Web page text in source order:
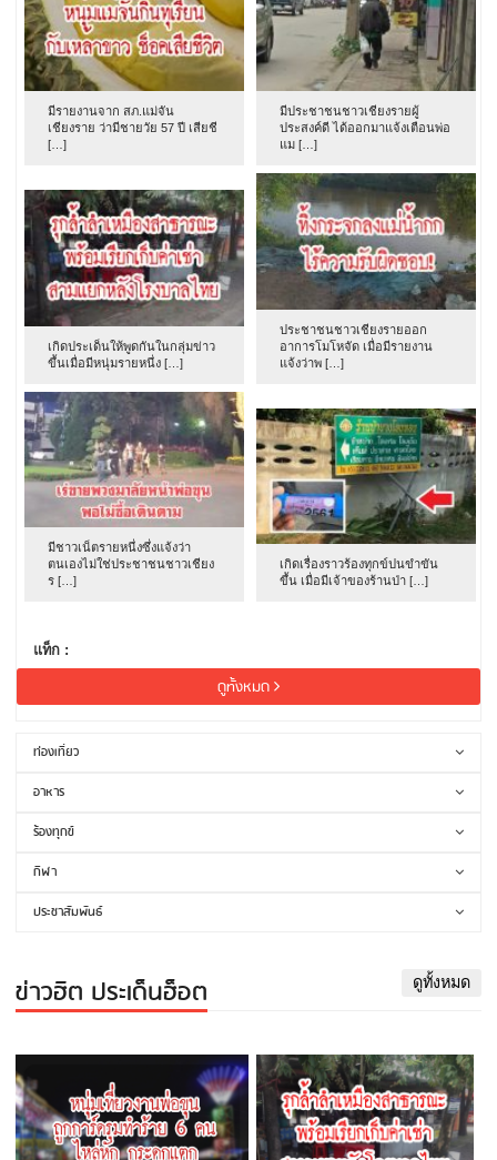
มีรายงานจาก สภ.แม่จัน
เชียงราย ว่ามีชายวัย 57 ปี เสียชี
[…]
มีประชาชนชาวเชียงรายผู้
ประสงค์ดี ได้ออกมาแจ้งเตือนพ่อ
แม […]
เกิดประเด็นให้พูดกันในกลุ่มข่าว
ขึ้นเมื่อมีหนุ่มรายหนึ่ง […]
ประชาชนชาวเชียงรายออก
อาการโมโหจัด เมื่อมีรายงาน
แจ้งว่าพ […]
มีชาวเน็ตรายหนึ่งซึ่งแจ้งว่า
ตนเองไม่ใช่ประชาชนชาวเชียง
ร […]
เกิดเรื่องราวร้องทุกข์ปนขำขัน
ขึ้น เมื่อมีเจ้าของร้านป่า […]
แท็ก :
ดูทั้งหมด
ท่องเที่ยว
อาหาร
ร้องทุกข์
กีฬา
ประชาสัมพันธ์
ข่าวฮิต ประเด็นฮ็อต ดูทั้งหมด